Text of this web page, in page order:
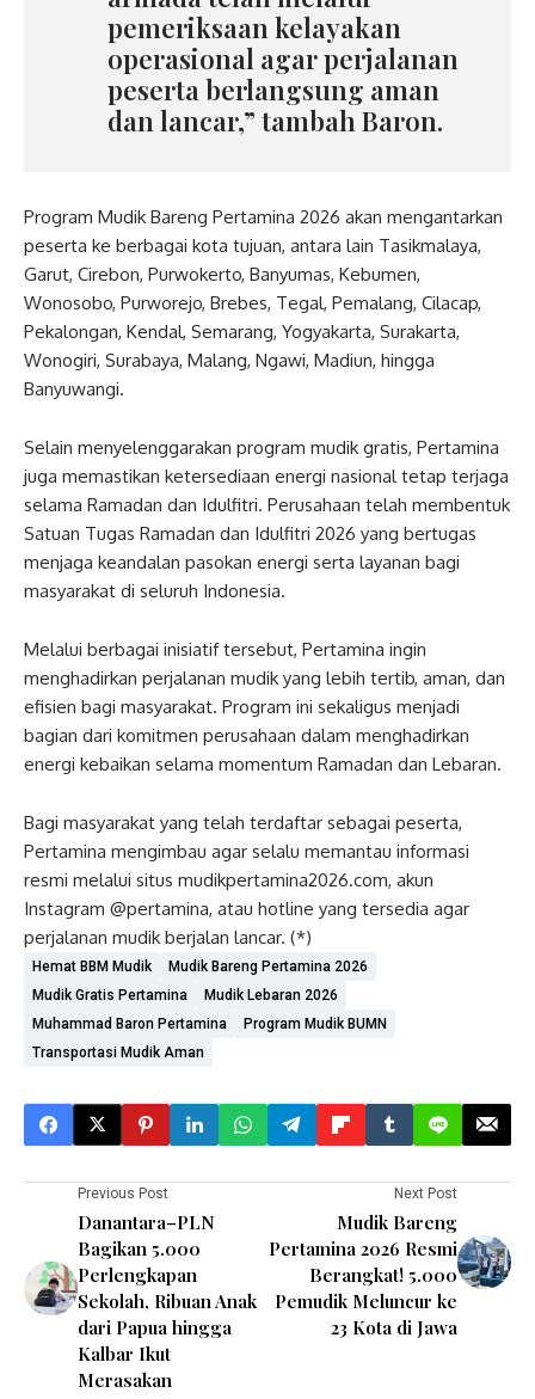
pemeriksaan kelayakan
operasional agar perjalanan
peserta berlangsung aman
dan lancar,” tambah Baron.
Program Mudik Bareng Pertamina 2026 akan mengantarkan
peserta ke berbagai kota tujuan, antara lain Tasikmalaya,
Garut, Cirebon, Purwokerto, Banyumas, Kebumen,
Wonosobo, Purworejo, Brebes, Tegal, Pemalang, Cilacap,
Pekalongan, Kendal, Semarang, Yogyakarta, Surakarta,
Wonogiri, Surabaya, Malang, Ngawi, Madiun, hingga
Banyuwangi.
Selain menyelenggarakan program mudik gratis, Pertamina
juga memastikan ketersediaan energi nasional tetap terjaga
selama Ramadan dan Idulfitri. Perusahaan telah membentuk
Satuan Tugas Ramadan dan Idulfitri 2026 yang bertugas
menjaga keandalan pasokan energi serta layanan bagi
masyarakat di seluruh Indonesia.
Melalui berbagai inisiatif tersebut, Pertamina ingin
menghadirkan perjalanan mudik yang lebih tertib, aman, dan
efisien bagi masyarakat. Program ini sekaligus menjadi
bagian dari komitmen perusahaan dalam menghadirkan
energi kebaikan selama momentum Ramadan dan Lebaran.
Bagi masyarakat yang telah terdaftar sebagai peserta,
Pertamina mengimbau agar selalu memantau informasi
resmi melalui situs mudikpertamina2026.com, akun
Instagram @pertamina, atau hotline yang tersedia agar
perjalanan mudik berjalan lancar. (*)
Hemat BBM Mudik
Mudik Bareng Pertamina 2026
Mudik Gratis Pertamina
Mudik Lebaran 2026
Muhammad Baron Pertamina
Program Mudik BUMN
Transportasi Mudik Aman
Previous Post
Danantara–PLN
Bagikan 5.000
Perlengkapan
Sekolah, Ribuan Anak
dari Papua hingga
Kalbar Ikut
Merasakan
Next Post
Mudik Bareng
Pertamina 2026 Resmi
Berangkat! 5.000
Pemudik Meluncur ke
23 Kota di Jawa